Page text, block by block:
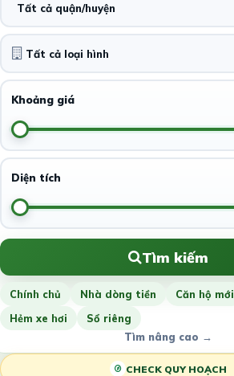
Tất cả quận/huyện
Khoảng giá
Diện tích
Tìm kiếm
Chính chủ Nhà dòng tiền Căn hộ mới
Hẻm xe hơi
Sổ riêng
Tìm nâng cao →
CHECK QUY HOẠCH